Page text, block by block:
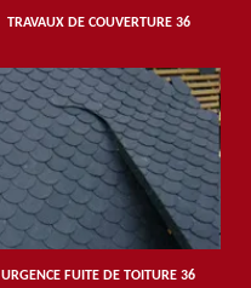
TRAVAUX DE COUVERTURE 36
URGENCE FUITE DE TOITURE 36